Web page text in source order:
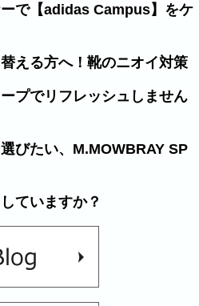
で【adidas Campus】をケ
える方へ！靴のニオイ対策
プでリフレッシュしません
びたい、M.MOWBRAY SP
ていますか？